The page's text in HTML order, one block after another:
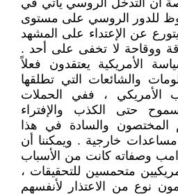
أن التدخل الروسي يأتي في
للدور الروسي على مستوى
عن الإعتداء على المشهد
ووقاحة لا تخفى على أحد .
الأمريكية يعتقدون فعلاً
والشائعات التي تطلقها
الأمريكي ، ففي الحملات
حتى الكذب والإفتراء
المختصون والسادة في هذا
مساعدات خارجية . ويمكننا أن
وصفاته كانت من الأسباب
متحمسين للتحقيقات ،
نوع من الاعتذار لأنفسهم